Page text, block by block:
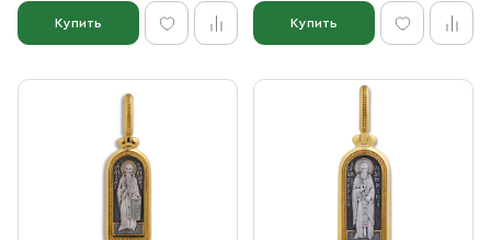
Купить Купить